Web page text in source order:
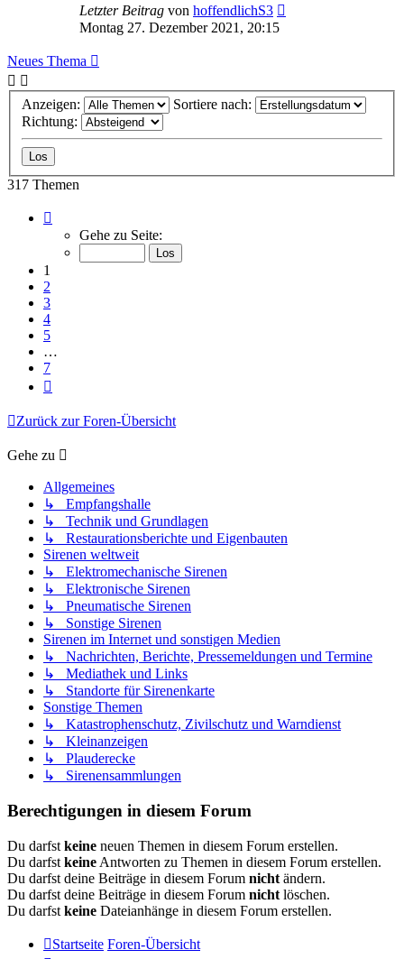
Letzter Beitrag von hoffendlichS3
Montag 27. Dezember 2021, 20:15
Neues Thema
Anzeigen:
Sortiere nach:
Richtung:
317 Themen
von
Gehe zu Seite:
1
2
3
4
5
…
7
Zurück zur Foren-Übersicht
Gehe zu
Allgemeines
↳ Empfangshalle
↳ Technik und Grundlagen
↳ Restaurationsberichte und Eigenbauten
Sirenen weltweit
↳ Elektromechanische Sirenen
↳ Elektronische Sirenen
↳ Pneumatische Sirenen
↳ Sonstige Sirenen
Sirenen im Internet und sonstigen Medien
↳ Nachrichten, Berichte, Pressemeldungen und Termine
↳ Mediathek und Links
↳ Standorte für Sirenenkarte
Sonstige Themen
↳ Katastrophenschutz, Zivilschutz und Warndienst
↳ Kleinanzeigen
↳ Plauderecke
↳ Sirenensammlungen
Berechtigungen in diesem Forum
Du darfst keine neuen Themen in diesem Forum erstellen.
Du darfst keine Antworten zu Themen in diesem Forum erstellen.
Du darfst deine Beiträge in diesem Forum nicht ändern.
Du darfst deine Beiträge in diesem Forum nicht löschen.
Du darfst keine Dateianhänge in diesem Forum erstellen.
Startseite Foren-Übersicht